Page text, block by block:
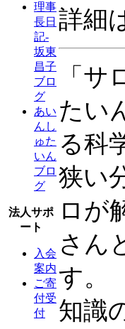
理事
長日
記-
坂東
昌子
ブロ
グ
あい
んし
ゅた
いん
ブロ
グ
法人サポ
ート
入会
案内
ご寄
付受
付
詳細
「
たい
る科
狭い
ロが
さん
す。
知識